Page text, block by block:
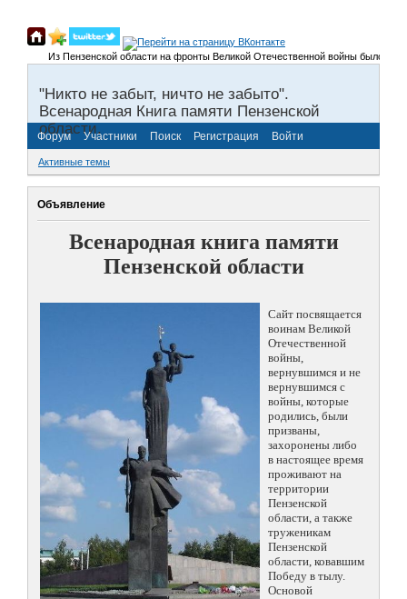
Из Пензенской области на фронты Великой Отечественной войны было
"Никто не забыт, ничто не забыто".
Всенародная Книга памяти Пензенской
области.
Форум Участники Поиск Регистрация Войти
Активные темы
Объявление
Всенародная книга памяти
Пензенской области
Сайт посвящается
воинам Великой
Отечественной
войны,
вернувшимся и не
вернувшимся с
войны, которые
родились, были
призваны,
захоронены либо
в настоящее время
проживают на
территории
Пензенской
области, а также
труженикам
Пензенской
области, ковавшим
Победу в тылу.
Основой